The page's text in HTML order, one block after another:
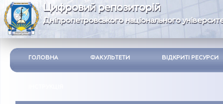
Цифровий репозиторій
Дніпропетровського національного
ГОЛОВНА ФАКУЛЬТЕТИ ВІДКРИТІ РЕСУРСИ